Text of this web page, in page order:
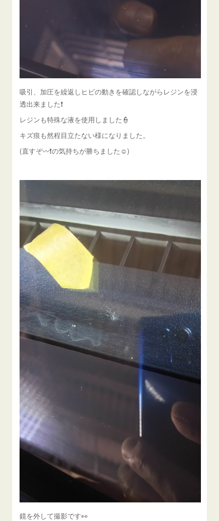
吸引、加圧を繰返しヒビの動きを確認しながらレジンを浸
透出来ました❗
レジンも特殊な液を使用しました👮
キズ痕も然程目立たない様になりました。
(直すぞ〰❗の気持ちが勝ちました☺)
鏡を外して撮影です👀